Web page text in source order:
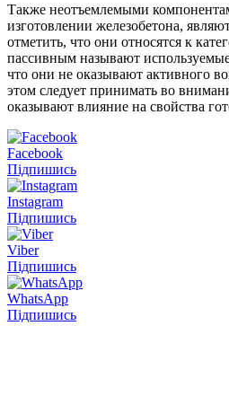
Также неотъемлемыми
изготовлении железобетона,
отметить, что они относятся к
пассивным называют
что они не оказывают активного
этом следует принимать во
оказывают влияние на свойства
Facebook
Підпишись
Instagram
Підпишись
Viber
Підпишись
WhatsApp
Підпишись